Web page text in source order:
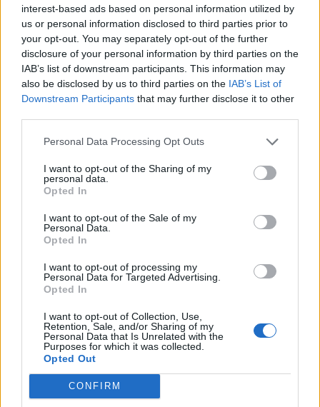
interest-based ads based on personal information utilized by
us or personal information disclosed to third parties prior to
your opt-out. You may separately opt-out of the further
disclosure of your personal information by third parties on the
IAB’s list of downstream participants. This information may
also be disclosed by us to third parties on the IAB’s List of
Downstream Participants that may further disclose it to other
Personal Data Processing Opt Outs
I want to opt-out of the Sharing of my
personal data.
Opted In
I want to opt-out of the Sale of my
Personal Data.
Opted In
I want to opt-out of processing my
Personal Data for Targeted Advertising.
Opted In
I want to opt-out of Collection, Use,
Retention, Sale, and/or Sharing of my
Personal Data that Is Unrelated with the
Purposes for which it was collected.
Opted Out
CONFIRM
Comentari:
Deseu el meu nom, el correu electrònic i el lloc web en
aquest navegador per a la propera vegada que comenti.
ÚLTIMES NOTÍCIES
Els vestits de paper guanyen força
enguany amb més modistes i gairebé
40 peces a concurs
“L’eclipsi serà una oportunitat també